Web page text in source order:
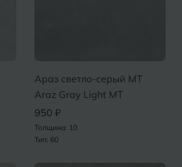
Араз светло-серый MT
Araz Gray Light MT
950 ₽
Толщина: 10
Тип: 60